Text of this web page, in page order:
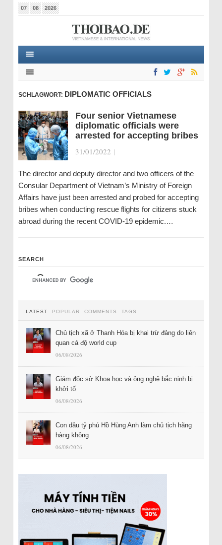
07 08 2026
SCHLAGWORT: DIPLOMATIC OFFICIALS
Four senior Vietnamese
diplomatic officials were
arrested for accepting bribes
31/01/2022 |
The director and deputy director and two officers of the
Consular Department of Vietnam’s Ministry of Foreign
Affairs have just been arrested and probed for accepting
bribes when conducting rescue flights for citizens stuck
abroad during the recent COVID-19 epidemic.…
SEARCH
LATEST POPULAR COMMENTS TAGS
Chủ tịch xã ở Thanh Hóa bị khai trừ đảng do liên
quan cá độ world cup
06/08/2026
Giám đốc sở Khoa học và ông nghệ bắc ninh bị
khởi tố
06/08/2026
Con dâu tỷ phú Hồ Hùng Anh làm chủ tịch hãng
hàng không
06/08/2026